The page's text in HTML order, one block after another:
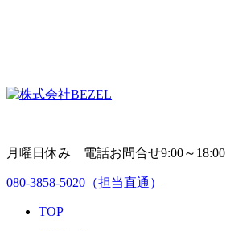
月曜日休み 電話お問合せ9:00～18:00
080-3858-5020 （担当直通）
TOP